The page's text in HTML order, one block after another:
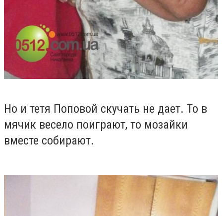
Но и тетя Поповой скучать не дает. То в
мячик весело поиграют, то мозайки
вместе собирают.